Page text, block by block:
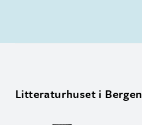
Litteraturhuset i Bergen